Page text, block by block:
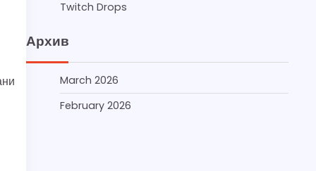
Twitch Drops
Архив
March 2026
February 2026